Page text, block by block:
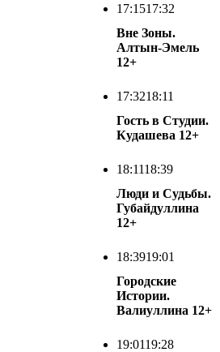
17:1517:32
Вне Зоны.
Алтын-Эмель
12+
17:3218:11
Гость в Студии.
Кудашева 12+
18:1118:39
Люди и Судьбы.
Губайдуллина
12+
18:3919:01
Городские
Истории.
Валиуллина 12+
19:0119:28